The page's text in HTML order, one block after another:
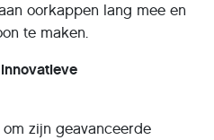
oorkappen lang mee en
te maken.
zijn geavanceerde